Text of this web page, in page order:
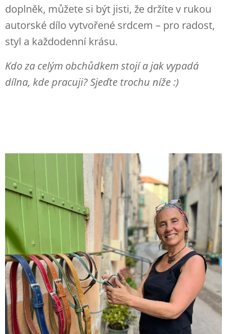
doplněk, můžete si být jisti, že držíte v rukou
autorské dílo vytvořené srdcem – pro radost,
styl a každodenní krásu.
Kdo za celým obchůdkem stojí a jak vypadá
dílna, kde pracuji? Sjeďte trochu níže :)